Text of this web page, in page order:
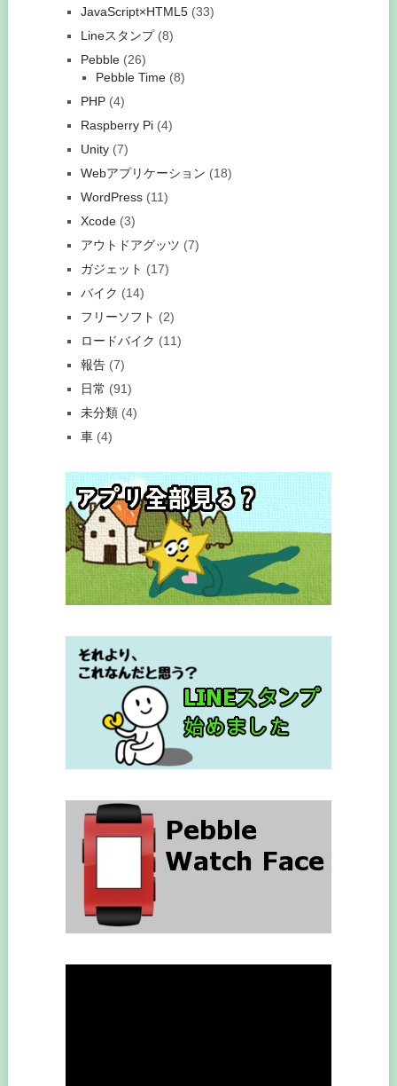
JavaScript×HTML5(33)
Lineスタンプ(8)
Pebble(26)
Pebble Time(8)
PHP(4)
Raspberry Pi(4)
Unity(7)
Webアプリケーション (18)
WordPress(11)
Xcode(3)
アウトドアグッツ (7)
ガジェット (17)
バイク (14)
フリーソフト (2)
ロードバイク (11)
報告(7)
日常 (91)
未分類(4)
車(4)